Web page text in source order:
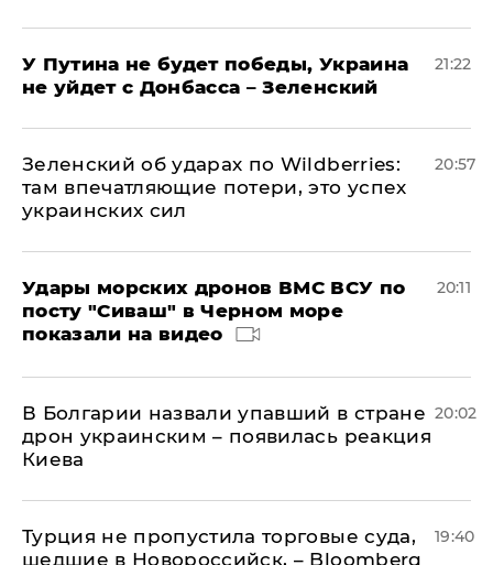
У Путина не будет победы, Украина
не уйдет с Донбасса – Зеленский
21:22
Зеленский об ударах по Wildberries:
там впечатляющие потери, это успех
украинских сил
20:57
Удары морских дронов ВМС ВСУ по
посту "Сиваш" в Черном море
показали на видео
20:11
В Болгарии назвали упавший в стране
дрон украинским – появилась реакция
Киева
20:02
Турция не пропустила торговые суда,
шедшие в Новороссийск, – Bloomberg
19:40